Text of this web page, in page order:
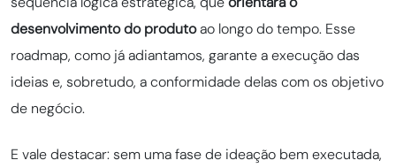
desenvolvimento do produtoao longo do tempo. Esse
roadmap, como já adiantamos, garante a execução das
ideias e, sobretudo, a conformidade delas com os objetivo
de negócio.
E vale destacar: sem uma fase de ideação bem executada,